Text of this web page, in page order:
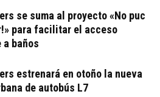
se suma al proyecto «No puc
para facilitar el acceso
a baños
estrenará en otoño la nueva
de autobús L7